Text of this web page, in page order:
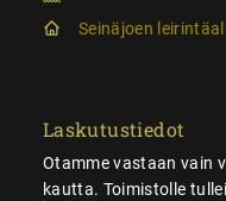
Seinäjoen
Laskutustiedot
Otamme vastaan vain
kautta. Toimistolle